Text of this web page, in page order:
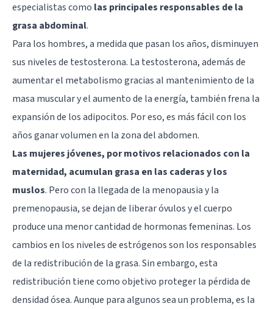
especialistas como las principales responsables de la
grasa abdominal.
Para los hombres, a medida que pasan los años, disminuyen
sus niveles de testosterona. La testosterona, además de
aumentar el metabolismo gracias al mantenimiento de la
masa muscular y el aumento de la energía, también frena la
expansión de los adipocitos. Por eso, es más fácil con los
años ganar volumen en la zona del abdomen.
Las mujeres jóvenes, por motivos relacionados con la
maternidad, acumulan grasa en las caderas y los
muslos. Pero con la llegada de la menopausia y la
premenopausia, se dejan de liberar óvulos y el cuerpo
produce una menor cantidad de hormonas femeninas. Los
cambios en los niveles de estrógenos son los responsables
de la redistribución de la grasa. Sin embargo, esta
redistribución tiene como objetivo proteger la pérdida de
densidad ósea. Aunque para algunos sea un problema, es la